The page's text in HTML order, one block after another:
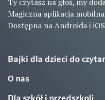
Magiczna aplikacja
Dostępna na Androida i
Bajki dla dzieci do
O nas